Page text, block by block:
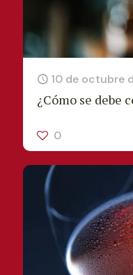
10 de octubre
¿Cómo se debe
0